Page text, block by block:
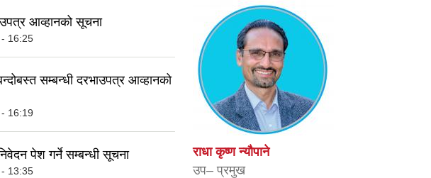
आव्हानको सूचना
16:25
सम्बन्धी दरभाउपत्र आव्हानको
16:19
पेश गर्ने सम्बन्धी सूचना
13:35
राधा कृष्ण न्यौपाने
उप– प्रमुख